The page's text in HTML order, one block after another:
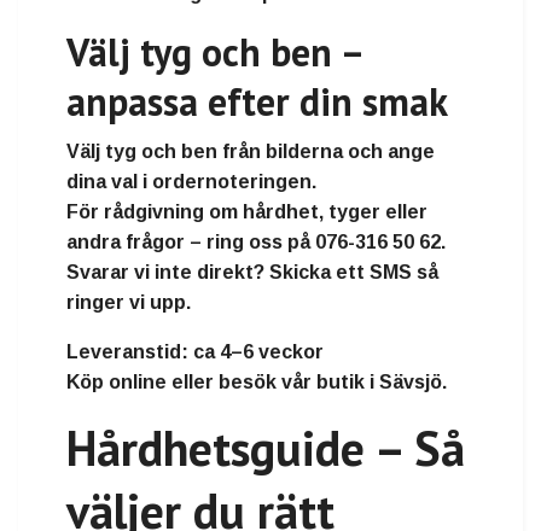
Välj tyg och ben –
anpassa efter din smak
Välj tyg och ben från bilderna och ange
dina val i ordernoteringen.
För rådgivning om hårdhet, tyger eller
andra frågor – ring oss på 076-316 50 62.
Svarar vi inte direkt? Skicka ett SMS så
ringer vi upp.
Leveranstid: ca 4–6 veckor
Köp online eller besök vår butik i Sävsjö.
Hårdhetsguide – Så
väljer du rätt